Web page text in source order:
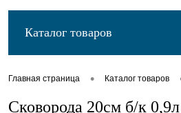
Каталог товаров
Главная страница • Каталог товаров
Сковорода 20см б/к